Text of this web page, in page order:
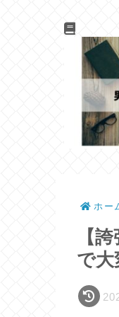
ホー
【
で